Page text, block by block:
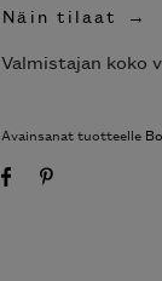
Näin tilaat
Valmistajan koko
Avainsanat tuotteelle